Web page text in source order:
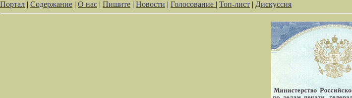
Портал | Содержание | О нас | Пишите | Новости | Голосование | Топ-лист | Дискуссия